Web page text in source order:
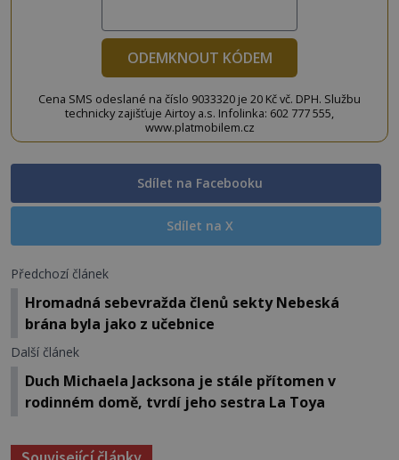
ODEMKNOUT KÓDEM
Cena SMS odeslané na číslo 9033320 je 20 Kč vč. DPH. Službu
technicky zajišťuje Airtoy a.s. Infolinka: 602 777 555,
www.platmobilem.cz
Sdílet na Facebooku
Sdílet na X
Předchozí článek
Hromadná sebevražda členů sekty Nebeská
brána byla jako z učebnice
Další článek
Duch Michaela Jacksona je stále přítomen v
rodinném domě, tvrdí jeho sestra La Toya